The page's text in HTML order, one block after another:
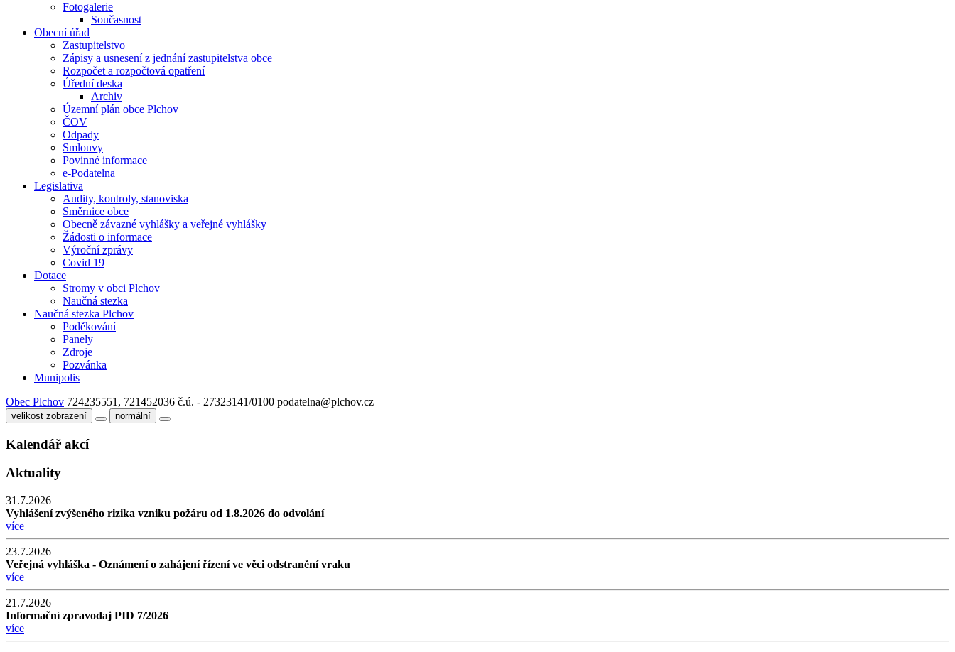
Fotogalerie
Současnost
Obecní úřad
Zastupitelstvo
Zápisy a usnesení z jednání zastupitelstva obce
Rozpočet a rozpočtová opatření
Úřední deska
Archiv
Územní plán obce Plchov
ČOV
Odpady
Smlouvy
Povinné informace
e-Podatelna
Legislativa
Audity, kontroly, stanoviska
Směrnice obce
Obecně závazné vyhlášky a veřejné vyhlášky
Žádosti o informace
Výroční zprávy
Covid 19
Dotace
Stromy v obci Plchov
Naučná stezka
Naučná stezka Plchov
Poděkování
Panely
Zdroje
Pozvánka
Munipolis
Obec Plchov 724235551, 721452036 č.ú. - 27323141/0100 podatelna@plchov.cz
velikost zobrazení normální
Kalendář akcí
Aktuality
31.7.2026
Vyhlášení zvýšeného rizika vzniku požáru od 1.8.2026 do odvolání
více
23.7.2026
Veřejná vyhláška - Oznámení o zahájení řízení ve věci odstranění vraku
více
21.7.2026
Informační zpravodaj PID 7/2026
více